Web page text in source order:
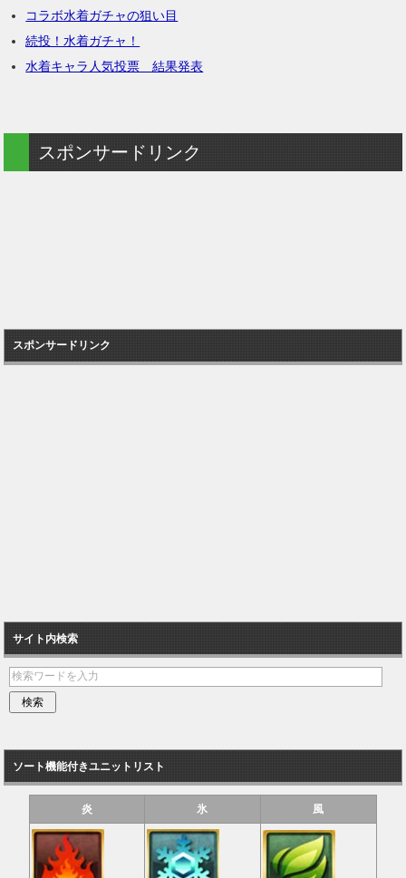
コラボ水着ガチャの狙い目
続投！水着ガチャ！
水着キャラ人気投票 結果発表
スポンサードリンク
スポンサードリンク
サイト内検索
ソート機能付きユニットリスト
炎 氷 風